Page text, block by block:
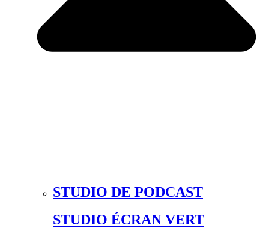
STUDIO DE PODCAST
STUDIO ÉCRAN VERT